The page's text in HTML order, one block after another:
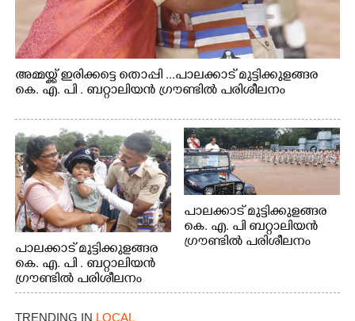
അമ്മയ്ക്ക് ഇരിക്കട്ടെ തൊപ്പി ...പാലക്കാട് മുട്ടിക്കുളങ്ങര
കെ. എ. പി . ബറ്റാലിയൻ ഗ്രൗണ്ടിൽ പരിശീലനം
പാലക്കാട് മുട്ടിക്കുളങ്ങര
കെ. എ. പി . ബറ്റാലിയൻ
ഗ്രൗണ്ടിൽ പരിശീലനം
പാലക്കാട് മുട്ടിക്കുളങ്ങര
കെ. എ. പി ബറ്റാലിയൻ
ഗ്രൗണ്ടിൽ പരിശീലനം
TRENDING IN LOCAL